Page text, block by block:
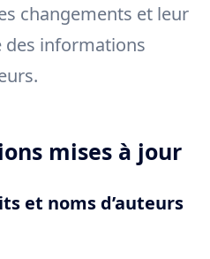
changements et leur
des informations
mises à jour
et noms d’auteurs